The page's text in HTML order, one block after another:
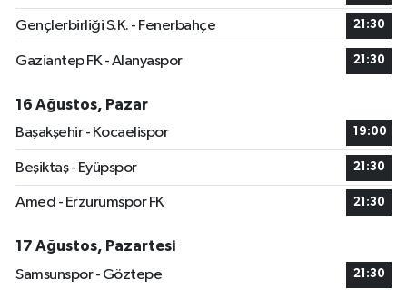
Gençlerbirliği S.K. - Fenerbahçe 21:30
Gaziantep FK - Alanyaspor 21:30
16 Ağustos, Pazar
Başakşehir - Kocaelispor
19:00
Beşiktaş - Eyüpspor 21:30
Amed - Erzurumspor FK 21:30
17 Ağustos, Pazartesi
Samsunspor - Göztepe
21:30